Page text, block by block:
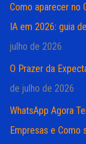
Como aparecer no
IA em 2026: guia
julho de 2026
O Prazer da
de julho de 2026
WhatsApp Agora
Empresas e Como